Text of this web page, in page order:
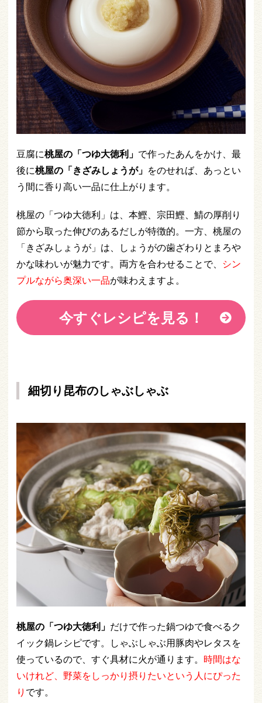
豆腐に桃屋の「つゆ大徳利」 で作ったあんをかけ、最
後に桃屋の「きざみしょうが」 をのせれば、あっとい
う間に香り高い一品に仕上がります。
桃屋の「つゆ大徳利」は、本鰹、宗田鰹、鯖の厚削り
節から取った伸びのあるだしが特徴的。一方、桃屋の
「きざみしょうが」は、しょうがの歯ざわりとまろや
かな味わいが魅力です。両方を合わせることで、 シン
プルながら奥深い一品が味わえますよ。
今すぐレシピを見る！
細切り昆布のしゃぶしゃぶ
桃屋の「つゆ大徳利」 だけで作った鍋つゆで食べるク
イック鍋レシピです。しゃぶしゃぶ用豚肉やレタスを
使っているので、すぐ具材に火が通ります。 時間はな
いけれど、野菜をしっかり摂りたいという人にぴった
り です。